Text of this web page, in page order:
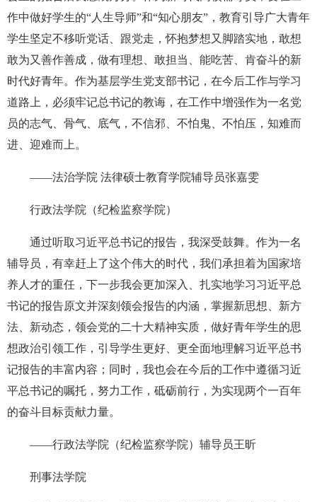
作中做好学生的“人生导师”和“知心朋友”，教育引导广大青年
学生坚定不移听党话、跟党走，怀抱梦想又脚踏实地，敢想
敢为又善作善成，做有理想、敢担当、能吃苦、肯奋斗的新
时代好青年。作为基层学生党支部书记，在今后工作与学习
道路上，必须牢记总书记的教诲，在工作中增强作为一名党
员的志气、骨气、底气，不信邪、不怕鬼、不怕压，知难而
进、迎难而上。
——法治学院 法律硕士教育学院辅导员张嘉雯
行政法学院（纪检监察学院）
通过听取习近平总书记的报告，我深受鼓舞。作为一名
辅导员，有幸赶上了这个伟大的时代，我们承担着为国家培
养人才的重任，下一步我会更加深入、扎实地学习习近平总
书记的报告原文并深刻领会报告的内涵，掌握新思想、新方
法、新动态，领会党的二十大精神实质，做好青年学生的思
想政治引领工作，引导学生更好、更全面地理解习近平总书
记报告的丰富内容；同时，我也会在今后的工作中遵循习近
平总书记的嘱托，努力工作，砥砺前行，为实现两个一百年
的奋斗目标贡献力量。
——行政法学院（纪检监察学院）辅导员王昕
刑事法学院